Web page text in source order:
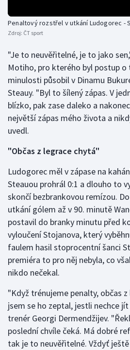
Krasobruslení
Lezení
Lyže a snowboard
Moderní pětiboj
Motorsport
Olympijské hry
Parasport
Plavání
Plážový volejbal
Ragby
Rychlobruslení
Rychlostní kanoistika
Short track
Sportovní střelba
Penaltový rozstřel v utkání Ludogorec -
Zdroj: ČT sport
"Je to neuvěřitelné, je to jako
Motiho, pro kterého byl postup o
minulosti působil v Dinamu
Steauy. "Byl to šílený zápas. V
blízko, pak zase daleko a
největší zápas mého života a
uvedl.
"Občas z legrace chytá"
Ludogorec měl v zápase na
Steauou prohrál 0:1 a dlouho to
skončí bezbrankovou remízou.
utkání gólem až v 90. minutě
postavil do branky minutu před
vyloučení Stojanova, který
faulem hasil stoprocentní šanci
premiéra to pro něj nebyla, co
nikdo nečekal.
"Když trénujeme penalty, občas
jsem se ho zeptal, jestli nechce
trenér Georgi Dermendžijev.
poslední chvíle čeká. Má dobré
tak je to neuvěřitelné. Vždyť